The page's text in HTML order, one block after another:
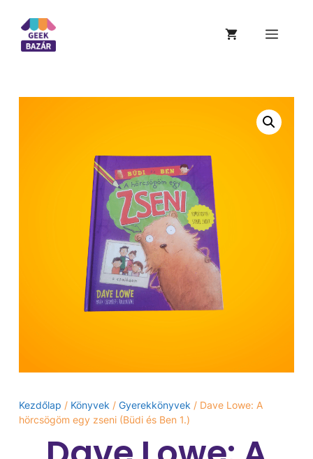
Kezdőlap / Könyvek / Gyerekkönyvek / Dave Lowe: A
hörcsögöm egy zseni (Büdi és Ben 1.)